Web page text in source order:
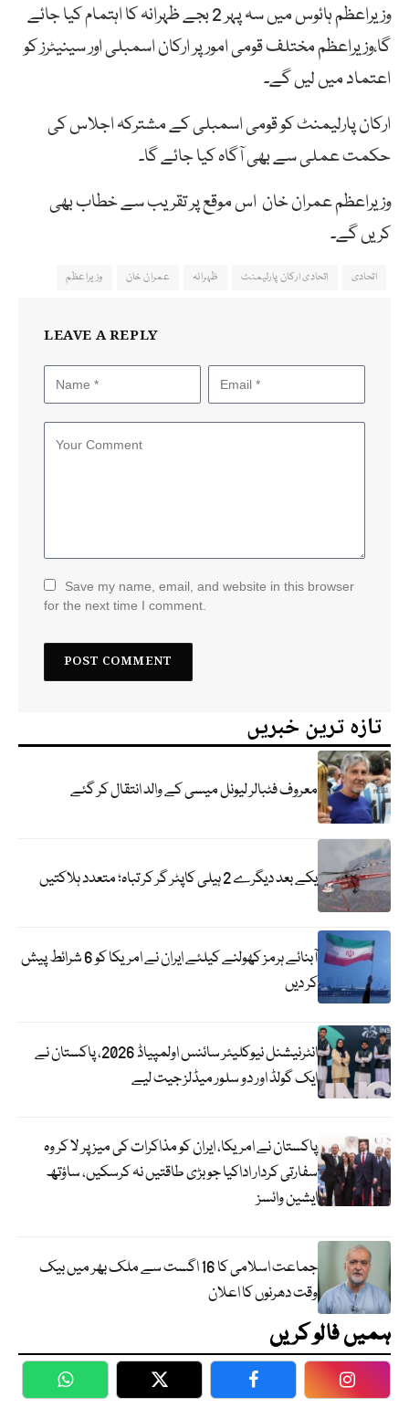
وزیراعظم ہائوس میں سہ پہر 2 بجے ظہرانہ کا اہتمام کیا جائے
گا،وزیراعظم مختلف قومی امور پر ارکان اسمبلی اور سینیٹرز کو
اعتماد میں لیں گے۔
ارکان پارلیمنٹ کو قومی اسمبلی کے مشترکہ اجلاس کی
حکمت عملی سے بھی آگاہ کیا جائے گا۔
وزیراعظم عمران خان اس موقع پر تقریب سے خطاب بھی
کریں گے۔
اتحادی اتحادی ارکان پارلیمنٹ ظہرانہ عمران خان وزیراعظم
LEAVE A REPLY
Save my name, email, and website in this browser
for the next time I comment.
تازہ ترین خبریں
معروف فٹبالر لیونل میسی کے والد انتقال کر گئے
یکے بعد دیگرے 2 ہیلی کاپٹر گر کر تباہ؛ متعدد ہلاکتیں
آبنائے ہرمز کھولنے کیلئے ایران نے امریکا کو 6 شرائط پیش
کر دیں
انٹرنیشنل نیوکلیئر سائنس اولمپیاڈ 2026، پاکستان نے
ایک گولڈ اور دو سلور میڈلز جیت لیے
پاکستان نے امریکا، ایران کو مذاکرات کی میز پر لا کر وہ
سفارتی کردار اداکیا جو بڑی طاقتیں نہ کرسکیں، ساؤتھ
ایشین وائسز
جماعت اسلامی کا 16 اگست سے ملک بھر میں بیک
وقت دھرنوں کا اعلان
ہمیں فالو کریں
WhatsApp Twitter Facebook